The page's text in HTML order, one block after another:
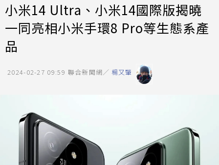
小米14 Ultra、小米14國際版揭曉
一同亮相小米手環8 Pro等生態系產
品
2024-02-27 09:59 聯合新聞網／ 楊又肇